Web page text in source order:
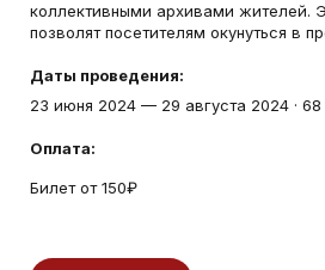
коллективными архивами жителей.
позволят посетителям окунуться в
Даты проведения:
23 июня 2024 — 29 августа 2024 · 68
Оплата:
Билет от 150₽